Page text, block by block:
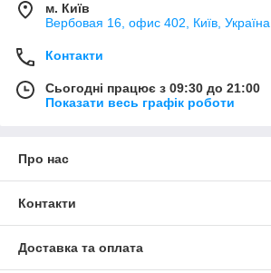
м. Київ
Вербовая 16, офис 402, Київ, Україна
Контакти
Сьогодні працює з 09:30 до 21:00
Показати весь графік роботи
Про нас
Контакти
Доставка та оплата